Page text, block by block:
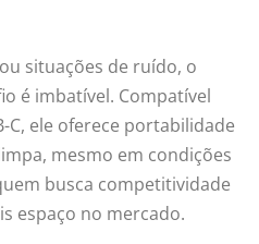
situações de ruído, o
é imbatível. Compatível
C, ele oferece portabilidade
mesmo em condições
busca competitividade
espaço no mercado.